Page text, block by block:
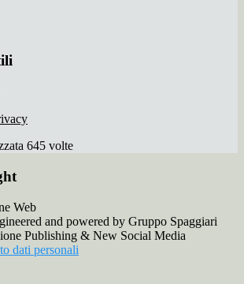
645 volte
and powered by Gruppo Spaggiari
Publishing & New Social Media
dati personali